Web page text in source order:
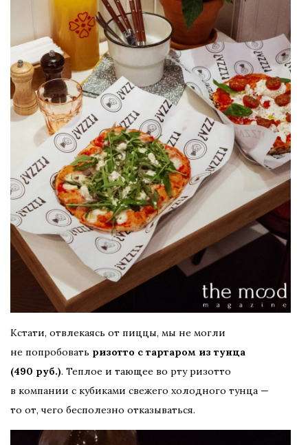
Кстати, отвлекаясь от пиццы, мы не могли
не попробовать ризотто с тартаром из тунца
(490 руб.). Теплое и тающее во рту ризотто
в компании с кубиками свежего холодного тунца —
то от, чего бесполезно отказываться.